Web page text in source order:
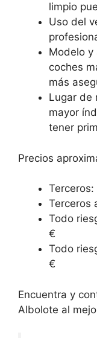
limpio
Uso del
Modelo y
coches
más
Lugar de
mayor
tener
Precios
Terceros
Todo
€
Todo
€
Encuentra y
Albolote al